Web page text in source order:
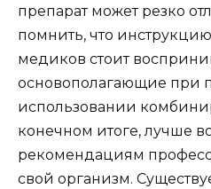
препарат может резко
помнить, что
медиков стоит
основополагающие при
использовании
конечном итоге, лучше
рекомендациям
свой организм.